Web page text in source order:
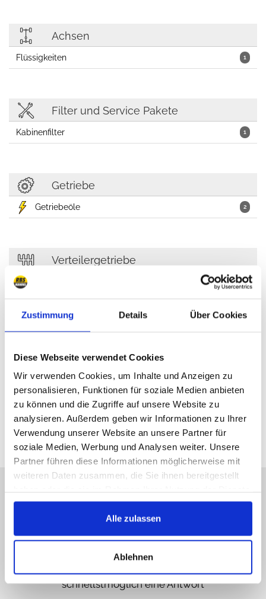
Zustimmung Details Über Cookies
Diese Webseite verwendet Cookies
Wir verwenden Cookies, um Inhalte und Anzeigen zu
personalisieren, Funktionen für soziale Medien anbieten
zu können und die Zugriffe auf unsere Website zu
analysieren. Außerdem geben wir Informationen zu Ihrer
Verwendung unserer Website an unsere Partner für
soziale Medien, Werbung und Analysen weiter. Unsere
Partner führen diese Informationen möglicherweise mit
weiteren Daten zusammen, die Sie ihnen bereitgestellt
gesammelt haben.
Alle zulassen
Ablehnen
Achsen
1
Flüssigkeiten
Filter und Service Pakete
1
Kabinenfilter
Getriebe
2
Getriebeöle
Verteilergetriebe
1
Flüssigkeiten
erreichbar, schreiben Sie
uns!
Rufen Sie uns an, senden Sie uns eine E-Mail,
liken Sie uns auf Facebook, Sie bekommen
schnellstmöglich eine Antwort